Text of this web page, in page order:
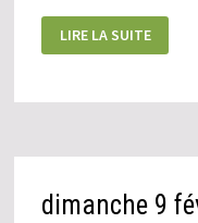
16
MARS
LIRE LA SUITE
dimanche 9